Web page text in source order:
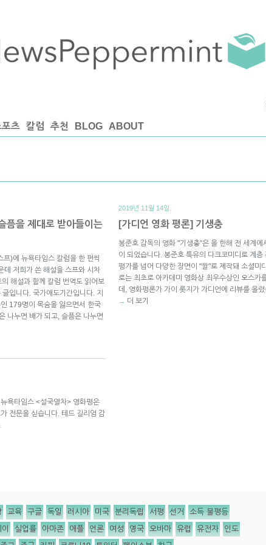
포츠 칼럼 추천 BLOG ABOUT
픔을 제대로 받아들이는
)에 뉴욕타임스 칼럼을 한 편씩
데 저희가 쓴 해설을 스프와 시차
해설과 함께 칼럼 번역도 읽어보
입니다. 국가애도기간입니다. 지
179명이 목숨을 잃으면서 한국
나누면 배가 되고, 슬픔은 나누면
2019년 11월 14일.
[가디언 영화 평론] 기생충
봉준호 감독의 영화 "기생충"은 올 한해 전 세계
이 되었습니다. 봉준호 특유의 다크코미디로 계
평가를 넘어 다양한 장면이 "짤"로 제작돼 소셜미
로는 최초로 아카데미 영화상 최우수상인 오스카
데, 영화평론가 가이 롯지가 가디언에 리뷰를 올
→ 더 보기
욕타임스 <설국열차> 영화평은
전문을 싣습니다. 테드 길리엄 감
교육 구글 독일 러시아 미국 분리독립 서평 선거 소득 불평등
이 실업률 아마존 애플 언론 여성 영국 오바마 유럽 유전자 인도